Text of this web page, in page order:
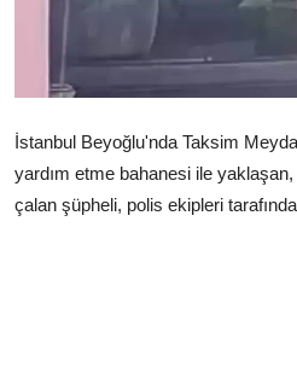
İstanbul Beyoğlu'nda Taksim
yardım etme bahanesi ile
çalan şüpheli, polis ekipleri